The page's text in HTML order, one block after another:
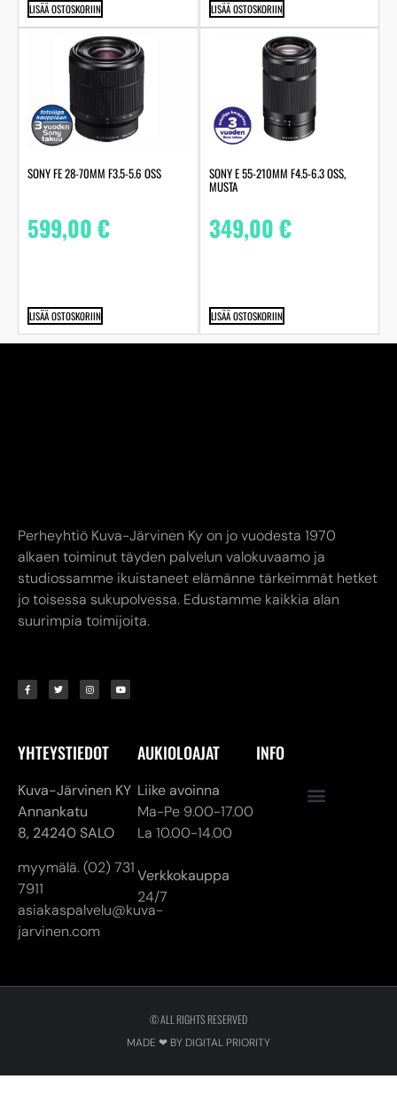
LISÄÄ OSTOSKORIIN LISÄÄ OSTOSKORIIN
SONY FE 28-70MM F3.5-5.6 OSS
599,00€
LISÄÄ OSTOSKORIIN
SONY E 55-210MM F4.5-6.3 OSS,
MUSTA
349,00€
LISÄÄ OSTOSKORIIN
Kuva-Järvinen KY
Annankatu
myymälä. (02) 731
asiakaspalvelu@kuva-
jarvinen.com
Verkkokauppa
24/7
© ALL RIGHTS RESERVED